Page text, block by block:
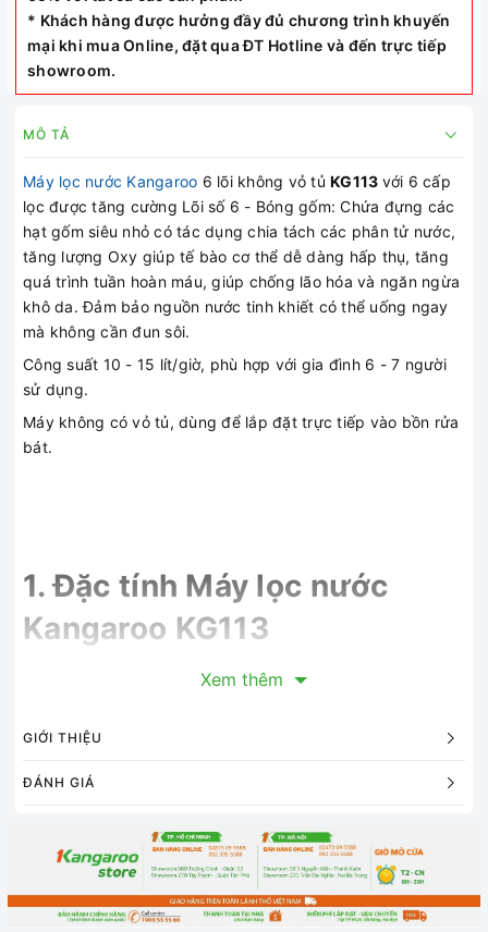
* Khách hàng được hưởng đầy đủ chương trình khuyến
mại khi mua Online, đặt qua ĐT Hotline và đến trực tiếp
showroom.
MÔ TẢ
Máy lọc nước Kangaroo 6 lõi không vỏ tủ KG113 với 6 cấp
lọc được tăng cường Lõi số 6 - Bóng gốm: Chứa đựng các
hạt gốm siêu nhỏ có tác dụng chia tách các phân tử nước,
tăng lượng Oxy giúp tế bào cơ thể dễ dàng hấp thụ, tăng
quá trình tuần hoàn máu, giúp chống lão hóa và ngăn ngừa
khô da. Đảm bảo nguồn nước tinh khiết có thể uống ngay
mà không cần đun sôi.
Công suất 10 - 15 lít/giờ, phù hợp với gia đình 6 - 7 người
sử dụng.
Máy không có vỏ tủ, dùng để lắp đặt trực tiếp vào bồn rửa
bát.
1. Đặc tính Máy lọc nước
Kangaroo KG113
Xem thêm
GIỚI THIỆU
ĐÁNH GIÁ